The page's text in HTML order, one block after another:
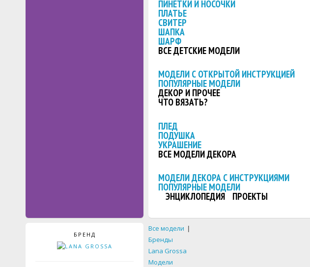
ПИНЕТКИ И НОСОЧКИ
ПЛАТЬЕ
СВИТЕР
ШАПКА
ШАРФ
ВСЕ ДЕТСКИЕ МОДЕЛИ
МОДЕЛИ С ОТКРЫТОЙ ИНСТРУКЦИЕЙ
ПОПУЛЯРНЫЕ МОДЕЛИ
ДЕКОР И ПРОЧЕЕ
ЧТО ВЯЗАТЬ?
ПЛЕД
ПОДУШКА
УКРАШЕНИЕ
ВСЕ МОДЕЛИ ДЕКОРА
МОДЕЛИ ДЕКОРА С ИНСТРУКЦИЯМИ
ПОПУЛЯРНЫЕ МОДЕЛИ
ЭНЦИКЛОПЕДИЯ ПРОЕКТЫ
БРЕНД
Все модели |
Бренды
Lana Grossa
Модели